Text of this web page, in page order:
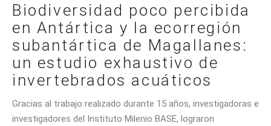
Biodiversidad poco percibida
en Antártica y la ecorregión
subantártica de Magallanes:
un estudio exhaustivo de
invertebrados acuáticos
Gracias al trabajo realizado durante 15 años, investigadoras e
investigadores del Instituto Milenio BASE, lograron